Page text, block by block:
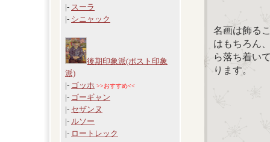
|- スーラ
|- シニャック
後期印象派(ポスト印象
派)
|- ゴッホ >>おすすめ<<
|- ゴーギャン
|- セザンヌ
|- ルソー
|- ロートレック
名画は飾る
はもちろん
ら落ち着い
ります。